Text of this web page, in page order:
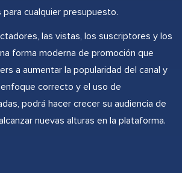
cualquier presupuesto.
las vistas, los suscriptores y los
forma moderna de promoción que
a aumentar la popularidad del canal y
correcto y el uso de
podrá hacer crecer su audiencia de
nuevas alturas en la plataforma.